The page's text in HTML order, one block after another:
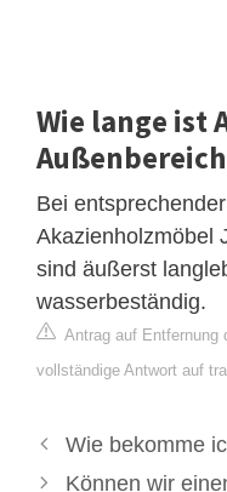
Wie lange ist
Bei
Akazienholzmöbel
sind äußerst
wasserbeständig.
Antrag auf Entfernung
vollständige Antwort auf
Wie bekomme
Können wir